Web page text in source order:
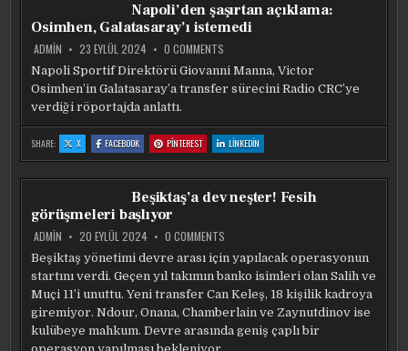
OLDU OLDU OLDU
Napoli’den şaşırtan açıklama:
Osimhen, Galatasaray’ı istemedi
ADMIN 23 EYLÜL 2024 0 COMMENTS
ŞAŞIRTAN
AÇIKLAMA:
OSIMHEN,
Napoli Sportif Direktörü Giovanni Manna, Victor
Osimhen’in Galatasaray’a transfer sürecini Radio CRC’ye
verdiği röportajda anlattı.
SHARE: X:
NAPOLI’DEN
ŞAŞIRTAN
OSIMHEN,
FACEBOOK:
NAPOLI’DEN
ŞAŞIRTAN
OSIMHEN,
ISTEMEDI
PINTEREST:
NAPOLI’DEN
ŞAŞIRTAN
OSIMHEN,
ISTEMEDI
LINKEDIN
NAPOLI’DEN
ŞAŞIRTAN
OSIMHEN,
ISTEMEDI
Beşiktaş’a dev neşter! Fesih
görüşmeleri başlıyor
ADMIN 20 EYLÜL 2024 0 COMMENTS
DEV
NEŞTER!
FESIH
GÖRÜŞMELERI
BAŞLIYOR
Beşiktaş yönetimi devre arası için yapılacak operasyonun
startını verdi. Geçen yıl takımın banko isimleri olan Salih ve
Muçi 11’i unuttu. Yeni transfer Can Keleş, 18 kişilik kadroya
giremiyor. Ndour, Onana, Chamberlain ve Zaynutdinov ise
kulübeye mahkum. Devre arasında geniş çaplı bir